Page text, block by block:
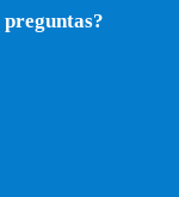
preguntas?